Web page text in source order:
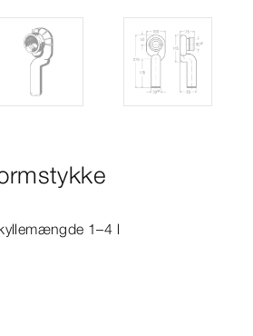
1–4 l